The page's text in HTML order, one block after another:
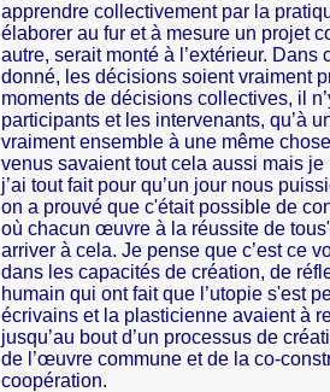
apprendre collectivement par la
élaborer au fur et à mesure un projet
autre, serait monté à l’extérieur. Dans
donné, les décisions soient vraiment
moments de décisions collectives, il
participants et les intervenants, qu’à
vraiment ensemble à une même
venus savaient tout cela aussi mais
j’ai tout fait pour qu’un jour nous
on a prouvé que c'était possible de
où chacun œuvre à la réussite de
arriver à cela. Je pense que c’est ce
dans les capacités de création, de
humain qui ont fait que l’utopie s'est
écrivains et la plasticienne avaient à
jusqu’au bout d’un processus de
de l’œuvre commune et de la co-
coopération.